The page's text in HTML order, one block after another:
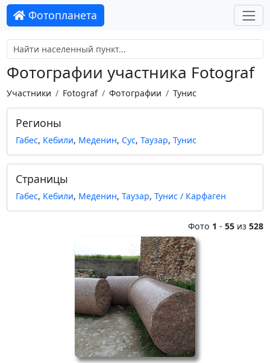
Фотопланета
Фотографии участника Fotograf
Участники Fotograf Фотографии Тунис
Регионы
Габес, Кебили, Меденин, Сус, Таузар, Тунис
Страницы
Габес, Кебили, Меденин, Таузар, Тунис / Карфаген
Фото 1 -55 из528